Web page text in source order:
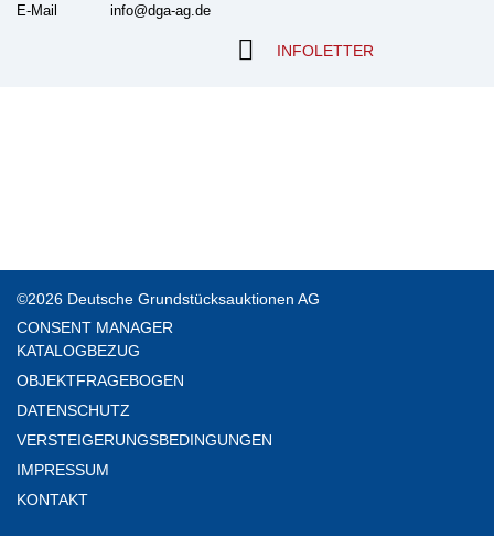
E-Mail info@dga-ag.de
INFOLETTER
©2026 Deutsche Grundstücksauktionen AG
CONSENT MANAGER
KATALOGBEZUG
OBJEKTFRAGEBOGEN
DATENSCHUTZ
VERSTEIGERUNGSBEDINGUNGEN
IMPRESSUM
KONTAKT